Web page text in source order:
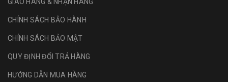
CHÍNH SÁCH BẢO HÀNH
CHÍNH SÁCH BẢO MẬT
QUY ĐỊNH ĐỔI TRẢ HÀNG
HƯỚNG DẪN MUA HÀNG